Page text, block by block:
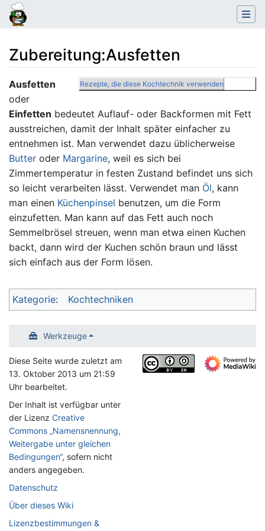
Zubereitung:Ausfetten
Wechseln zu: Navigation,Suche
Rezepte, die diese Kochtechnik verwenden
Ausfetten
oder
Einfetten bedeutet Auflauf- oder Backformen mit Fett
ausstreichen, damit der Inhalt später einfacher zu
entnehmen ist. Man verwendet dazu üblicherweise
Butter oder Margarine, weil es sich bei
Zimmertemperatur in festen Zustand befindet uns sich
so leicht verarbeiten lässt. Verwendet man Öl, kann
man einen Küchenpinsel benutzen, um die Form
einzufetten. Man kann auf das Fett auch noch
Semmelbrösel streuen, wenn man etwa einen Kuchen
backt, dann wird der Kuchen schön braun und lässt
sich einfach aus der Form lösen.
Kategorie: Kochtechniken
Werkzeuge
Diese Seite wurde zuletzt am
13. Oktober 2013 um 21:59
Uhr bearbeitet.
Der Inhalt ist verfügbar unter
der Lizenz Creative
Commons „Namensnennung,
Weitergabe unter gleichen
Bedingungen“, sofern nicht
anders angegeben.
Datenschutz
Über dieses Wiki
Lizenzbestimmungen &